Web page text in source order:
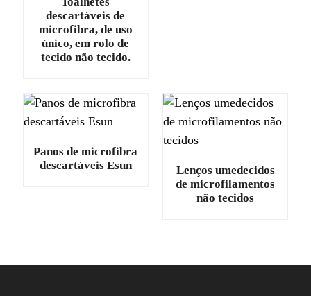
descartáveis ​​de
microfibra, de uso
único, em rolo de
tecido não tecido.
Panos de microfibra
descartáveis ​​Esun
Lenços umedecidos
de microfilamentos
não tecidos